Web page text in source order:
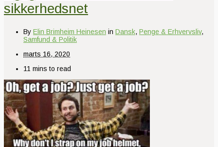
sikkerhedsnet
By Elin Brimheim Heinesen in Dansk, Penge & Erhvervsliv,
Samfund & Politik
marts 16, 2020
11 mins to read